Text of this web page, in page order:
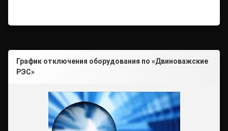
График отключения оборудования по «Двиноважские
РЭС»